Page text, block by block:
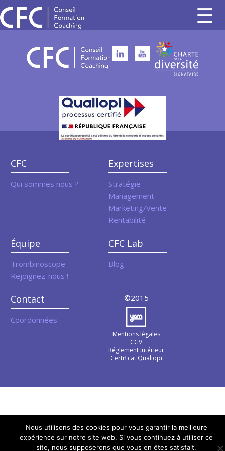
CFC
Qui sommes nous ?
Expertises
Stratégie
Management
Marketing/Vente
Rentabilité
Équipe
Trombinoscope
Rejoignez-nous !
CFC Lab
Blog
Contact
Coordonnées
©2015
Mentions légales
CGV
Réglement intérieur
Certificat Qualiopi
Nous utilisons des cookies pour vous garantir la meilleure
expérience sur notre site web. Si vous continuez à utiliser ce
site, nous supposerons que vous en êtes satisfait.